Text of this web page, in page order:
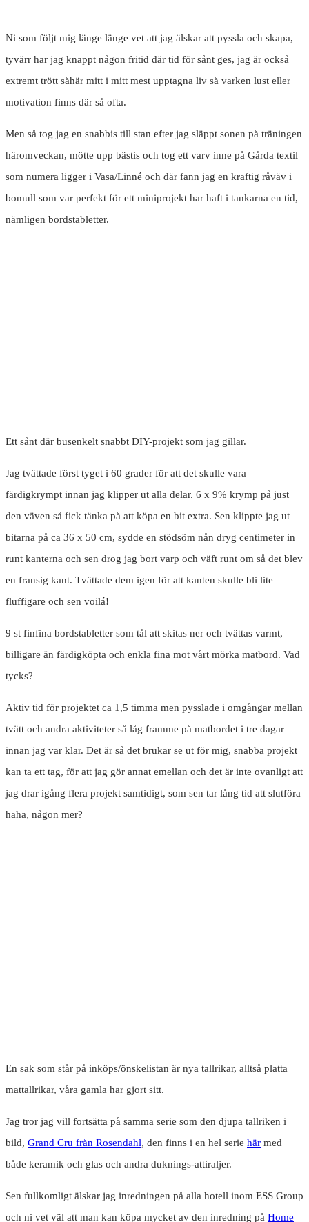
Ni som följt mig länge länge vet att jag älskar att pyssla och skapa,
tyvärr har jag knappt någon fritid där tid för sånt ges, jag är också
extremt trött såhär mitt i mitt mest upptagna liv så varken lust eller
motivation finns där så ofta.
Men så tog jag en snabbis till stan efter jag släppt sonen på träningen
häromveckan, mötte upp bästis och tog ett varv inne på Gårda textil
som numera ligger i Vasa/Linné och där fann jag en kraftig råväv i
bomull som var perfekt för ett miniprojekt har haft i tankarna en tid,
nämligen bordstabletter.
Ett sånt där busenkelt snabbt DIY-projekt som jag gillar.
Jag tvättade först tyget i 60 grader för att det skulle vara
färdigkrympt innan jag klipper ut alla delar. 6 x 9% krymp på just
den väven så fick tänka på att köpa en bit extra. Sen klippte jag ut
bitarna på ca 36 x 50 cm, sydde en stödsöm nån dryg centimeter in
runt kanterna och sen drog jag bort varp och väft runt om så det blev
en fransig kant. Tvättade dem igen för att kanten skulle bli lite
fluffigare och sen voilá!
9 st finfina bordstabletter som tål att skitas ner och tvättas varmt,
billigare än färdigköpta och enkla fina mot vårt mörka matbord. Vad
tycks?
Aktiv tid för projektet ca 1,5 timma men pysslade i omgångar mellan
tvätt och andra aktiviteter så låg framme på matbordet i tre dagar
innan jag var klar. Det är så det brukar se ut för mig, snabba projekt
kan ta ett tag, för att jag gör annat emellan och det är inte ovanligt att
jag drar igång flera projekt samtidigt, som sen tar lång tid att slutföra
haha, någon mer?
En sak som står på inköps/önskelistan är nya tallrikar, alltså platta
mattallrikar, våra gamla har gjort sitt.
Jag tror jag vill fortsätta på samma serie som den djupa tallriken i
bild, Grand Cru från Rosendahl, den finns i en hel serie här med
både keramik och glas och andra duknings-attiraljer.
Sen fullkomligt älskar jag inredningen på alla hotell inom ESS Group
och ni vet väl att man kan köpa mycket av den inredning på Home